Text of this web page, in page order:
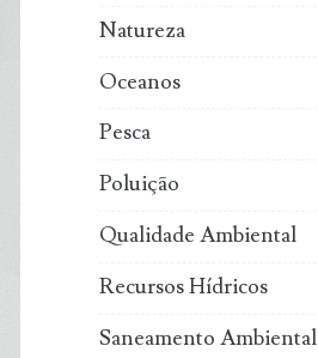
Natureza
Oceanos
Pesca
Poluição
Qualidade Ambiental
Recursos Hídricos
Saneamento Ambiental